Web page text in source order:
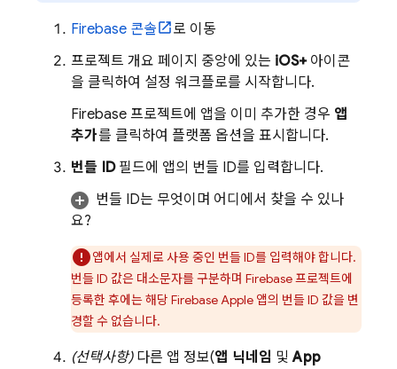
Firebase 콘솔
로 이동
프로젝트 개요 페이지 중앙에 있는 iOS+아이콘
을 클릭하여 설정 워크플로를 시작합니다.
Firebase 프로젝트에 앱을 이미 추가한 경우 앱
추가를 클릭하여 플랫폼 옵션을 표시합니다.
번들 ID필드에 앱의 번들 ID를 입력합니다.
번들 ID는 무엇이며 어디에서 찾을 수 있나
요?
앱에서 실제로 사용 중인 번들 ID를 입력해야 합니다.
번들 ID 값은 대소문자를 구분하며 Firebase 프로젝트에
등록한 후에는 해당 Firebase Apple 앱의 번들 ID 값을 변
경할 수 없습니다.
(선택사항)다른 앱 정보(앱 닉네임 및App